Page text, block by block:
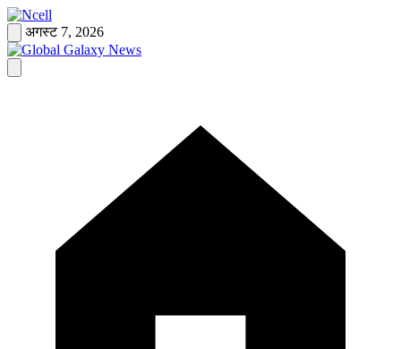
Skip
to
content
अगस्ट 7, 2026